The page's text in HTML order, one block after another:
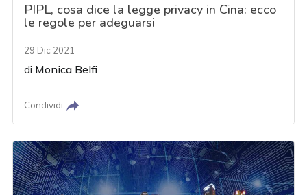
PIPL, cosa dice la legge privacy in Cina: ecco
le regole per adeguarsi
29 Dic 2021
di Monica Belfi
Condividi